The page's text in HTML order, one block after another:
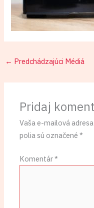
← Predchádzajúci Médiá
Pridaj
Vaša e-mailová
polia sú označené*
Komentár*